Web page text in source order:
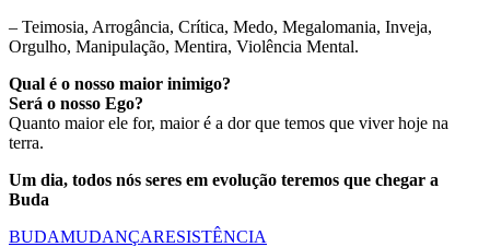
– Teimosia, Arrogância, Crítica, Medo, Megalomania, Inveja,
Orgulho, Manipulação, Mentira, Violência Mental.
Qual é o nosso maior inimigo?
Será o nosso Ego?
Quanto maior ele for, maior é a dor que temos que viver hoje na
terra.
Um dia, todos nós seres em evolução teremos que chegar a
Buda
BUDAMUDANÇARESISTÊNCIA